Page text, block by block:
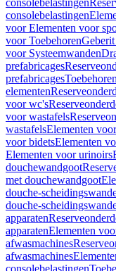
consolebelastingen
consolebelastingen
voor Elementen voor
voor Toebehoren
voor Systeemwanden
prefabricages
prefabricages
elementen
voor wc's
voor wastafels
wastafelsElementen
voor bidetsElementen
Elementen voor urinoirs
douchewandgoot
met douchewandgoot
douche-
douche-
apparaten
apparatenElementen
afwasmachines
afwasmachines
consolebelastingen